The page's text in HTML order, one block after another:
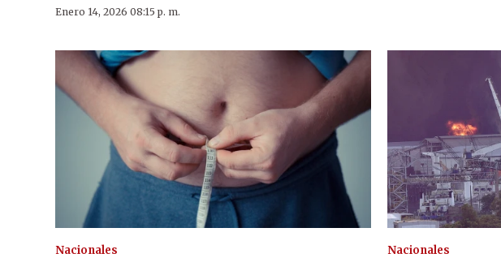
Enero 14, 2026 08:15 p. m.
Nacionales Nacionales